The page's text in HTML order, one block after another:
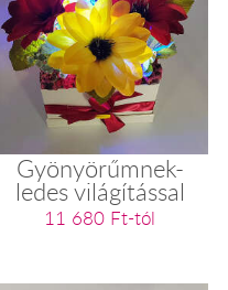
Gyönyörűmnek-
ledes világítással
11 680 Ft-tól